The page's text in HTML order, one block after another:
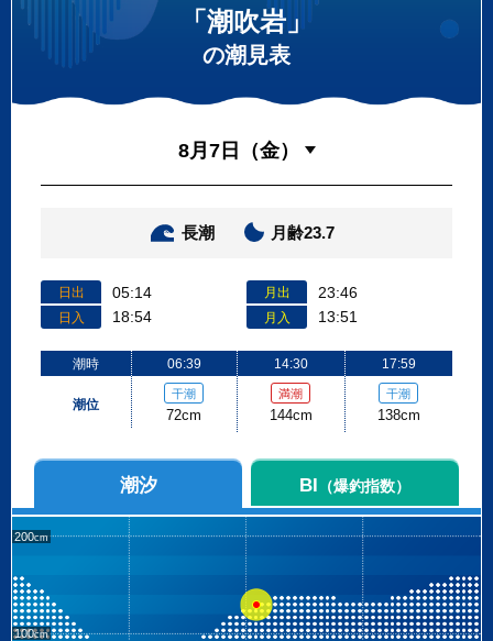
「潮吹岩」
の潮見表
長潮 月齢23.7
日出 05:14
日入 18:54
月出 23:46
月入 13:51
潮時
潮位
06:39
干潮
72cm
14:30
満潮
144cm
17:59
干潮
138cm
潮汐 BI （爆釣指数）
200
100